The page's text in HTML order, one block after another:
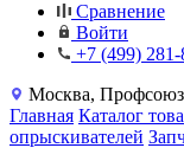
Сравнение
Войти
+7 (499)
Москва,
Главная Каталог
опрыскивателей